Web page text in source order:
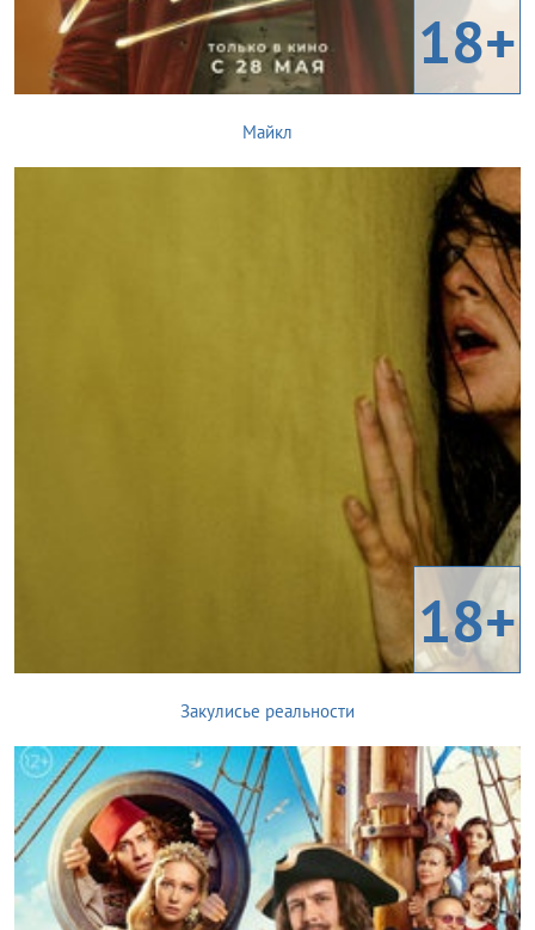
18+
Майкл
18+
Закулисье реальности